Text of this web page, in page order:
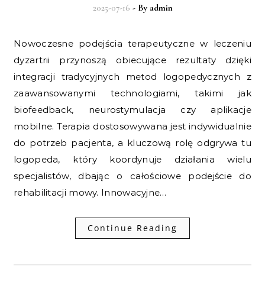
2025-07-16 - By admin
Nowoczesne podejścia terapeutyczne w leczeniu
dyzartrii przynoszą obiecujące rezultaty dzięki
integracji tradycyjnych metod logopedycznych z
zaawansowanymi technologiami, takimi jak
biofeedback, neurostymulacja czy aplikacje
mobilne. Terapia dostosowywana jest indywidualnie
do potrzeb pacjenta, a kluczową rolę odgrywa tu
logopeda, który koordynuje działania wielu
specjalistów, dbając o całościowe podejście do
rehabilitacji mowy. Innowacyjne…
Continue Reading